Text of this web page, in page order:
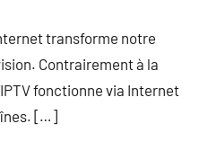
transforme notre
Contrairement à la
fonctionne via Internet
[…]